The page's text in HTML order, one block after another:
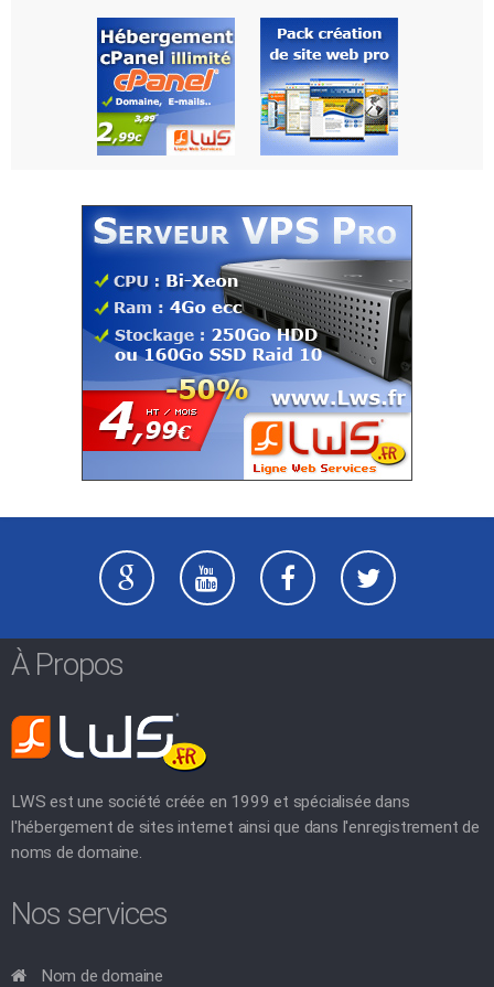
À Propos
LWS est une société créée en 1999 et spécialisée dans
l'hébergement de sites internet ainsi que dans l'enregistrement de
noms de domaine.
Nos services
Nom de domaine